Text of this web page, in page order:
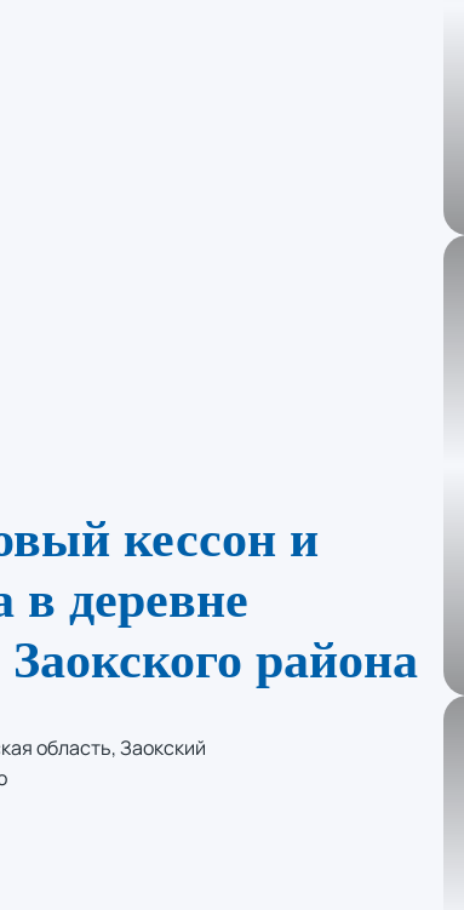
кессон и
в деревне
района
область, Заокский